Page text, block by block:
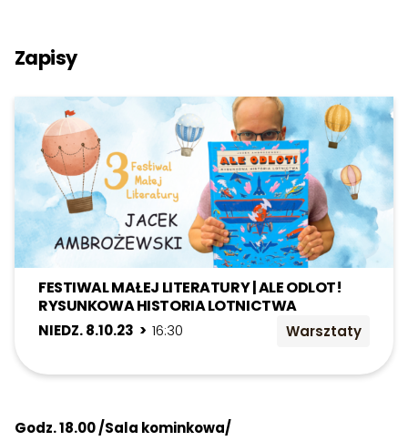
Zapisy
FESTIWAL MAŁEJ LITERATURY | ALE ODLOT!
RYSUNKOWA HISTORIA LOTNICTWA
NIEDZ. 8.10.23 > 16:30 Warsztaty
Godz. 18.00 /Sala kominkowa/